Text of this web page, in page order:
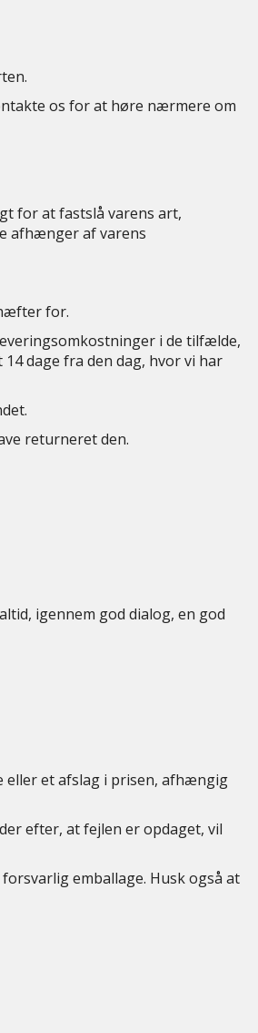
os for at høre nærmere om
for at fastslå varens art,
afhænger af varens
for.
i de tilfælde,
dage fra den dag, hvor vi har
returneret den.
igennem god dialog, en god
eller et afslag i prisen, afhængig
efter, at fejlen er opdaget, vil
emballage. Husk også at